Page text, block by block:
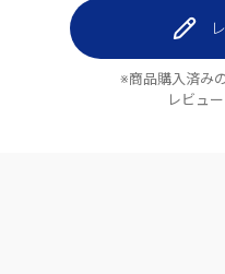
※商品購入済み
レビュ